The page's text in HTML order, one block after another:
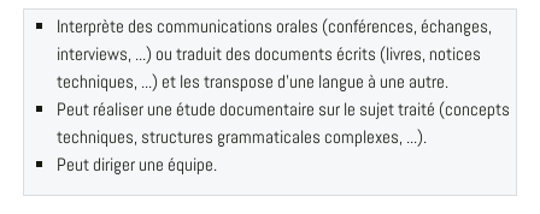
Interprète des communications orales (conférences, échanges,
interviews, ...) ou traduit des documents écrits (livres, notices
techniques, ...) et les transpose d'une langue à une autre.
Peut réaliser une étude documentaire sur le sujet traité (concepts
techniques, structures grammaticales complexes, ...).
Peut diriger une équipe.